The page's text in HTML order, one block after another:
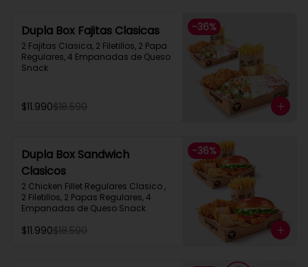
-36%
Dupla Box Fajitas Clasicas
2 Fajitas Clasica, 2 Filetillos, 2 Papa
Regulares, 4 Empanadas de Queso
Snack
$11.990$18.590
-36%
Dupla Box Sandwich
Clasicos
2 Chicken Fillet Regulares Clasico ,
2 Filetillos, 2 Papas Regulares, 4
Empanadas de Queso Snack
$11.990$18.590